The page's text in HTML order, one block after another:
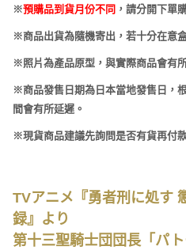
※預購品到貨月份不同 ，請分開下單
※商品出貨為隨機寄出，若十分在意
※照片為產品原型，與實際商品會有
※商品發售日期為日本當地發售日，
間會有所延遲。
※現貨商品建議先詢問是否有貨再付款
TVアニメ『勇者刑に処す
録』より
第十三聖騎士団団長「パ